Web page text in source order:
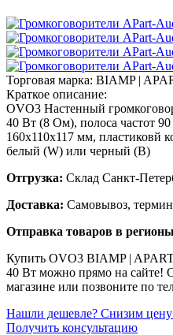
Торговая марка: BIAMP |
Краткое описание:
OVO3 Настенный
40 Вт (8 Ом), полоса частот
160х110х117 мм, пластиковй
белый (W) или черный (B)
Отгрузка: Склад Санкт-
Доставка: Самовывоз,
Отправка товаров в
Купить OVO3 BIAMP |
40 Вт можно прямо на сайте!
магазине или позвоните по
Нашли дешевле? Снизим
Получить консультацию